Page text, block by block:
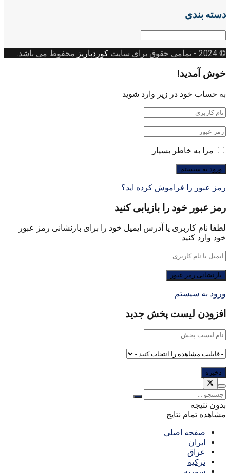
دسته بندی
© 2024
- تمامی حقوق برای سایت کوردپاریز محفوظ می باشد.
خوش آمدید!
به حساب خود در زیر وارد شوید
مرا به خاطر بسپار
رمز عبور را فراموش کرده اید؟
رمز عبور خود را بازیابی کنید
لطفا نام کاربری یا آدرس ایمیل خود را برای بازنشانی رمز عبور
خود وارد کنید.
ورود به سیستم
افزودن لیست پخش جدید
بدون نتیجه
مشاهده تمام نتایج
صفحه اصلی
ایران
عراق
ترکیه